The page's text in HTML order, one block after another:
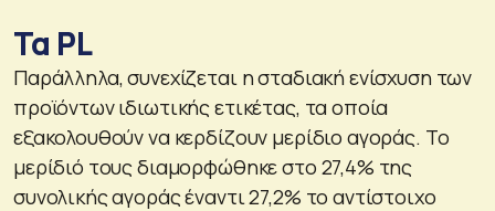
Τα PL
Παράλληλα, συνεχίζεται η σταδιακή ενίσχυση των
προϊόντων ιδιωτικής ετικέτας, τα οποία
εξακολουθούν να κερδίζουν μερίδιο αγοράς. Το
μερίδιό τους διαμορφώθηκε στο 27,4% της
συνολικής αγοράς έναντι 27,2% το αντίστοιχο